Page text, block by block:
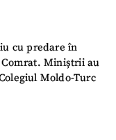
cu predare în
Miniștrii au
Moldo-Turc